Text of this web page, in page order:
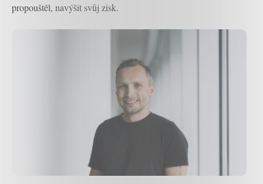
propouštěl, navýšit svůj zisk.